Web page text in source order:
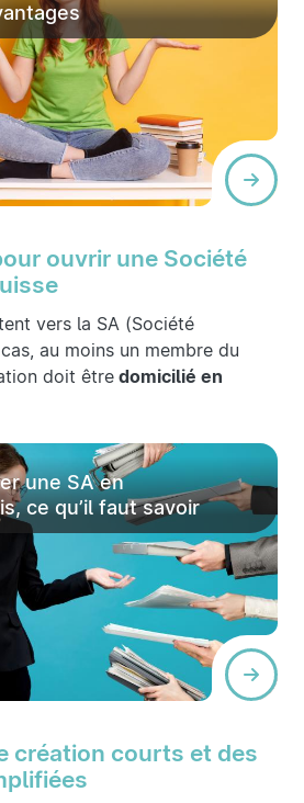
ouvrir une Société
vers la SA (Société
au moins un membre du
doit être domicilié en
une SA en
ce qu’il faut savoir
création courts et des